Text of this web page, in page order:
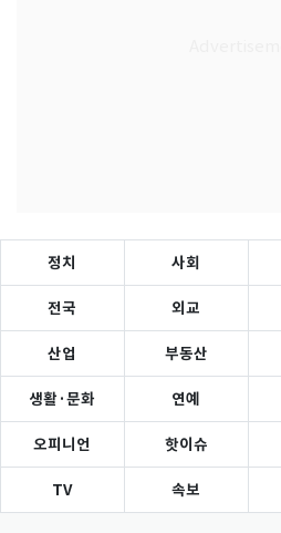
정치 사회
전국 외교
산업 부동산
생활·문화 연예
오피니언 핫이슈
TV 속보